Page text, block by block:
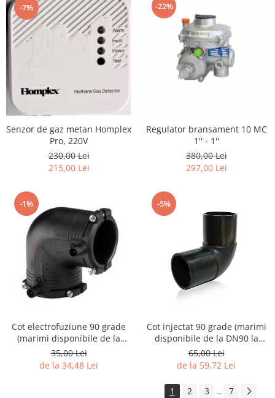
-7%
Senzor de gaz metan Homplex
Pro, 220V
230,00 Lei
215,00 Lei
-22%
Regulator bransament 10 MC
1'' - 1''
380,00 Lei
297,00 Lei
-1%
Cot electrofuziune 90 grade
(marimi disponibile de la
DN32 la DN160)
35,00 Lei
de la 34,48 Lei
-5%
Cot injectat 90 grade (marimi
disponibile de la DN90 la
DN200)
65,00 Lei
de la 59,72 Lei
1 2 3 ... 7